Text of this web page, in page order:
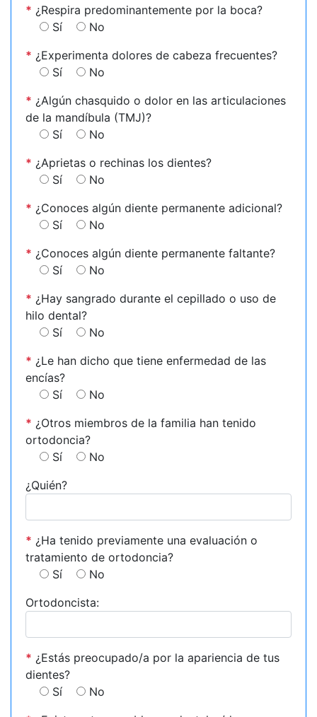
* ¿Respira predominantemente por la boca?
Sí
No
* ¿Experimenta dolores de cabeza frecuentes?
Sí
No
* ¿Algún chasquido o dolor en las articulaciones
de la mandíbula (TMJ)?
Sí
No
* ¿Aprietas o rechinas los dientes?
Sí
No
* ¿Conoces algún diente permanente adicional?
Sí
No
* ¿Conoces algún diente permanente faltante?
Sí
No
* ¿Hay sangrado durante el cepillado o uso de
hilo dental?
Sí
No
* ¿Le han dicho que tiene enfermedad de las
encías?
Sí
No
* ¿Otros miembros de la familia han tenido
ortodoncia?
Sí
No
¿Quién?
* ¿Ha tenido previamente una evaluación o
tratamiento de ortodoncia?
Sí
No
Ortodoncista:
* ¿Estás preocupado/a por la apariencia de tus
dientes?
Sí
No